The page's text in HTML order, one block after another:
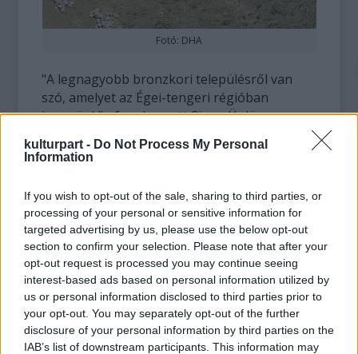
kulturpart - Do Not Process My Personal
Information
If you wish to opt-out of the sale, sharing to third parties, or
processing of your personal or sensitive information for
targeted advertising by us, please use the below opt-out
section to confirm your selection. Please note that after your
opt-out request is processed you may continue seeing
interest-based ads based on personal information utilized by
us or personal information disclosed to third parties prior to
your opt-out. You may separately opt-out of the further
disclosure of your personal information by third parties on the
IAB’s list of downstream participants. This information may
Fotó: DHA
"A legnagyobb bronzkori településről van
szó, amelyet az Égei-tengeri régióban
ismerünk" - fogalmazott Sinan Ünlüsoy, az
régészeti
expedíció helyettes vezetője, aki szerint a
Mint elmondta, a feltárásoknak
köszönhetően megismerhetik, miként élt a
bronzkori népesség évszázadokkal azelőtt,
hogy a lüdök "feltalálták" a pénzt, vagyis
Kroiszosz (Krőzus) uralkodása előtt, aki
elsőként veretett ezüst- és aranyérméket,
megteremtve a valódi pénzt, amelynek súlyát
és fémtartalmát pecsétjével garantálta.